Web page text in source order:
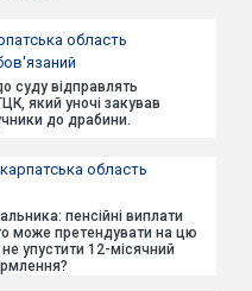
область
суду відправлять
який уночі закував
до драбини.
область
пенсійні виплати
може претендувати на цю
упустити 12-місячний